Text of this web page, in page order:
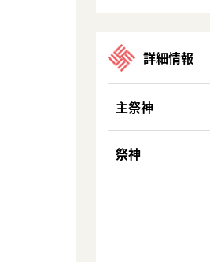
詳細情報
主祭神
祭神